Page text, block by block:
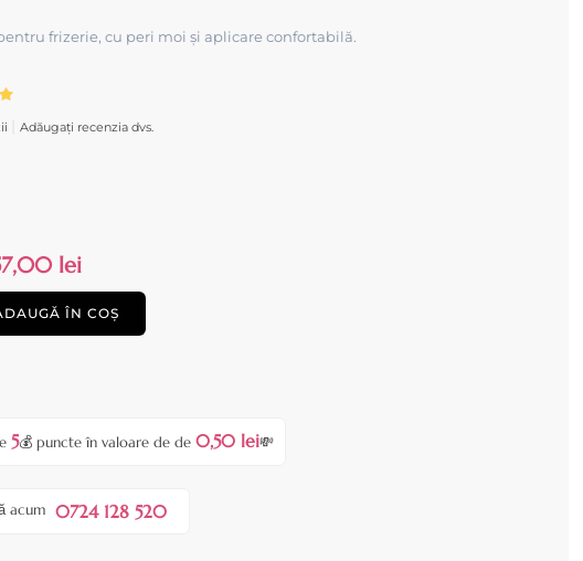
frizerie, cu peri moi și aplicare confortabilă.
Adăugați recenzia dvs.
lei
ÎN COȘ
5💰 puncte în valoare de de0,50 lei💸
acum 0724 128 520